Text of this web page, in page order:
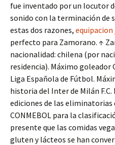
fue inventado por un locutor
sonido con la terminación de
estas dos razones, equipacion
perfecto para Zamorano. ↑
nacionalidad: chilena (por
residencia). Máximo
Liga Española de Fútbol.
historia del Inter de Milán
ediciones de las eliminatorias
CONMEBOL para la
presente que las comidas
gluten y lácteos se han